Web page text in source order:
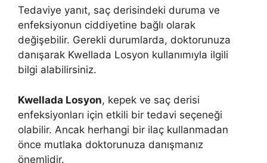
Tedaviye yanıt, saç derisindeki duruma ve
enfeksiyonun ciddiyetine bağlı olarak
değişebilir. Gerekli durumlarda, doktorunuza
danışarak Kwellada Losyon kullanımıyla ilgili
bilgi alabilirsiniz.
Kwellada Losyon, kepek ve saç derisi
enfeksiyonları için etkili bir tedavi seçeneği
olabilir. Ancak herhangi bir ilaç kullanmadan
önce mutlaka doktorunuza danışmanız
önemlidir.